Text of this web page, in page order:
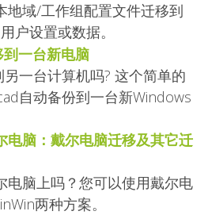
地域/工作组配置文件迁移到
户设置或数据。
一台新电脑
一台计算机吗? 这个简单的
自动备份到一台新Windows
电脑：戴尔电脑迁移及其它迁
电脑上吗？您可以使用戴尔电
两种方案。